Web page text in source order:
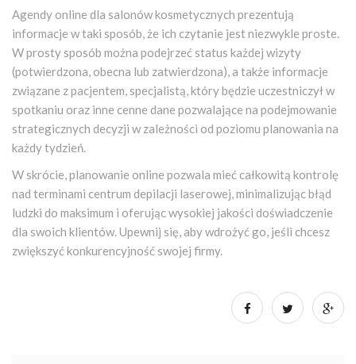
Agendy online dla salonów kosmetycznych prezentują
informacje w taki sposób, że ich czytanie jest niezwykle proste.
W prosty sposób można podejrzeć status każdej wizyty
(potwierdzona, obecna lub zatwierdzona), a także informacje
związane z pacjentem, specjalistą, który będzie uczestniczył w
spotkaniu oraz inne cenne dane pozwalające na podejmowanie
strategicznych decyzji w zależności od poziomu planowania na
każdy tydzień.
W skrócie, planowanie online pozwala mieć całkowitą kontrolę
nad terminami centrum depilacji laserowej, minimalizując błąd
ludzki do maksimum i oferując wysokiej jakości doświadczenie
dla swoich klientów. Upewnij się, aby wdrożyć go, jeśli chcesz
zwiększyć konkurencyjność swojej firmy.